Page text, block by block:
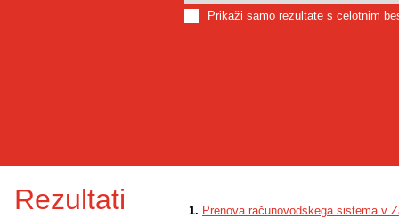
Prikaži samo rezultate s celotnim
Rezultati 1. Prenova računovodskega sistema v